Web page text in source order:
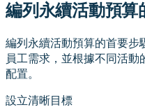
編列永續活動預算
編列永續活動預算的首要步
員工需求，並根據不同活
配置。
設立清晰目標